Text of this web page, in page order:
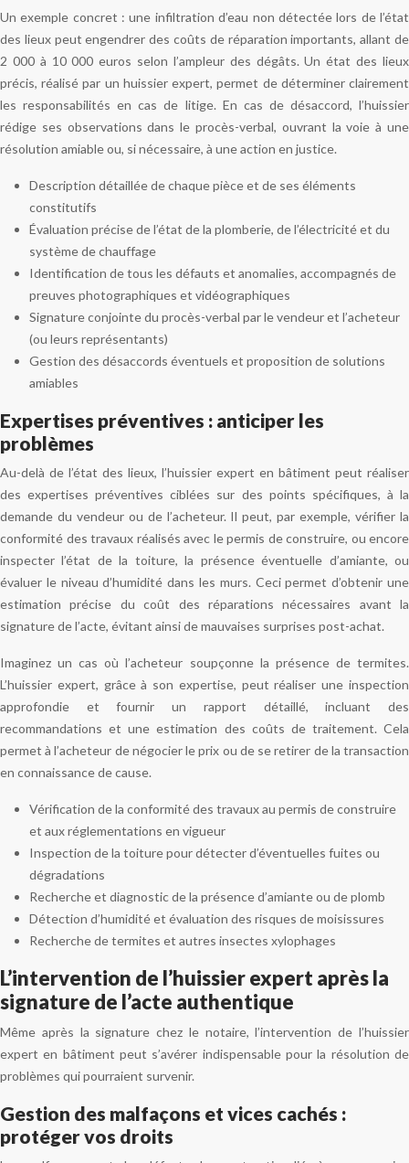
Un exemple concret : une infiltration d’eau non détectée lors de l’état
des lieux peut engendrer des coûts de réparation importants, allant de
2 000 à 10 000 euros selon l’ampleur des dégâts. Un état des lieux
précis, réalisé par un huissier expert, permet de déterminer clairement
les responsabilités en cas de litige. En cas de désaccord, l’huissier
rédige ses observations dans le procès-verbal, ouvrant la voie à une
résolution amiable ou, si nécessaire, à une action en justice.
Description détaillée de chaque pièce et de ses éléments
constitutifs
Évaluation précise de l’état de la plomberie, de l’électricité et du
système de chauffage
Identification de tous les défauts et anomalies, accompagnés de
preuves photographiques et vidéographiques
Signature conjointe du procès-verbal par le vendeur et l’acheteur
(ou leurs représentants)
Gestion des désaccords éventuels et proposition de solutions
amiables
Expertises préventives : anticiper les
problèmes
Au-delà de l’état des lieux, l’huissier expert en bâtiment peut réaliser
des expertises préventives ciblées sur des points spécifiques, à la
demande du vendeur ou de l’acheteur. Il peut, par exemple, vérifier la
conformité des travaux réalisés avec le permis de construire, ou encore
inspecter l’état de la toiture, la présence éventuelle d’amiante, ou
évaluer le niveau d’humidité dans les murs. Ceci permet d’obtenir une
estimation précise du coût des réparations nécessaires avant la
signature de l’acte, évitant ainsi de mauvaises surprises post-achat.
Imaginez un cas où l’acheteur soupçonne la présence de termites.
L’huissier expert, grâce à son expertise, peut réaliser une inspection
approfondie et fournir un rapport détaillé, incluant des
recommandations et une estimation des coûts de traitement. Cela
permet à l’acheteur de négocier le prix ou de se retirer de la transaction
en connaissance de cause.
Vérification de la conformité des travaux au permis de construire
et aux réglementations en vigueur
Inspection de la toiture pour détecter d’éventuelles fuites ou
dégradations
Recherche et diagnostic de la présence d’amiante ou de plomb
Détection d’humidité et évaluation des risques de moisissures
Recherche de termites et autres insectes xylophages
L’intervention de l’huissier expert après la
signature de l’acte authentique
Même après la signature chez le notaire, l’intervention de l’huissier
expert en bâtiment peut s’avérer indispensable pour la résolution de
problèmes qui pourraient survenir.
Gestion des malfaçons et vices cachés :
protéger vos droits